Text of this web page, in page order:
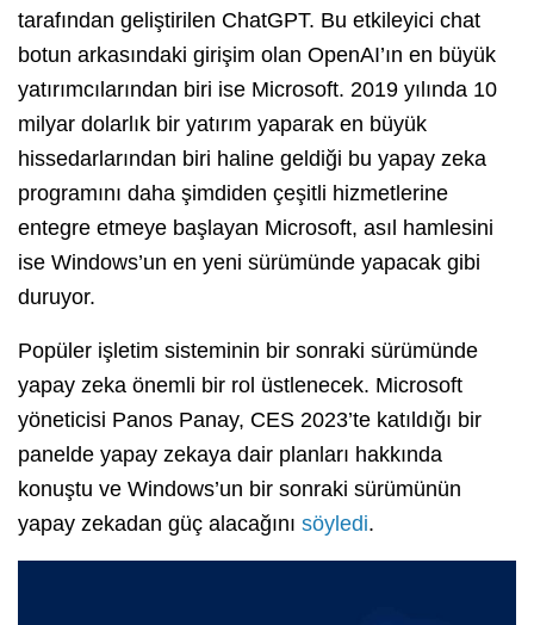
tarafından geliştirilen ChatGPT. Bu etkileyici chat
botun arkasındaki girişim olan OpenAI’ın en büyük
yatırımcılarından biri ise Microsoft. 2019 yılında 10
milyar dolarlık bir yatırım yaparak en büyük
hissedarlarından biri haline geldiği bu yapay zeka
programını daha şimdiden çeşitli hizmetlerine
entegre etmeye başlayan Microsoft, asıl hamlesini
ise Windows’un en yeni sürümünde yapacak gibi
duruyor.
Popüler işletim sisteminin bir sonraki sürümünde
yapay zeka önemli bir rol üstlenecek. Microsoft
yöneticisi Panos Panay, CES 2023’te katıldığı bir
panelde yapay zekaya dair planları hakkında
konuştu ve Windows’un bir sonraki sürümünün
yapay zekadan güç alacağını söyledi.